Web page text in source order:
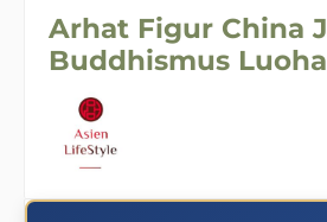
Arhat Figur China
Buddhismus